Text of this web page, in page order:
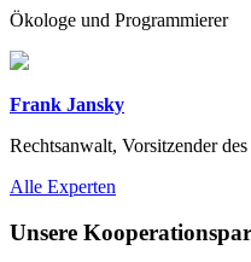
Ökologe und Programmierer
Frank Jansky
Rechtsanwalt, Vorsitzender
Previous
Next
Alle Experten
Unsere